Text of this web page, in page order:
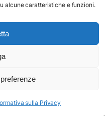
alcune caratteristiche e funzioni.
sulla Privacy
America 2026
impara a cercare